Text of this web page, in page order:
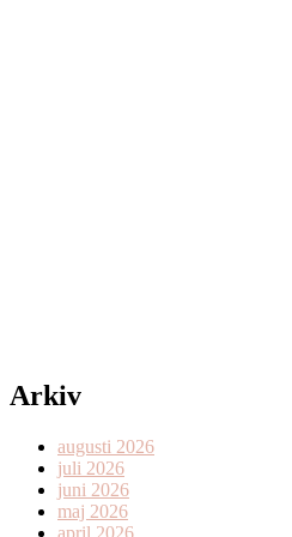
Arkiv
augusti 2026
juli 2026
juni 2026
maj 2026
april 2026